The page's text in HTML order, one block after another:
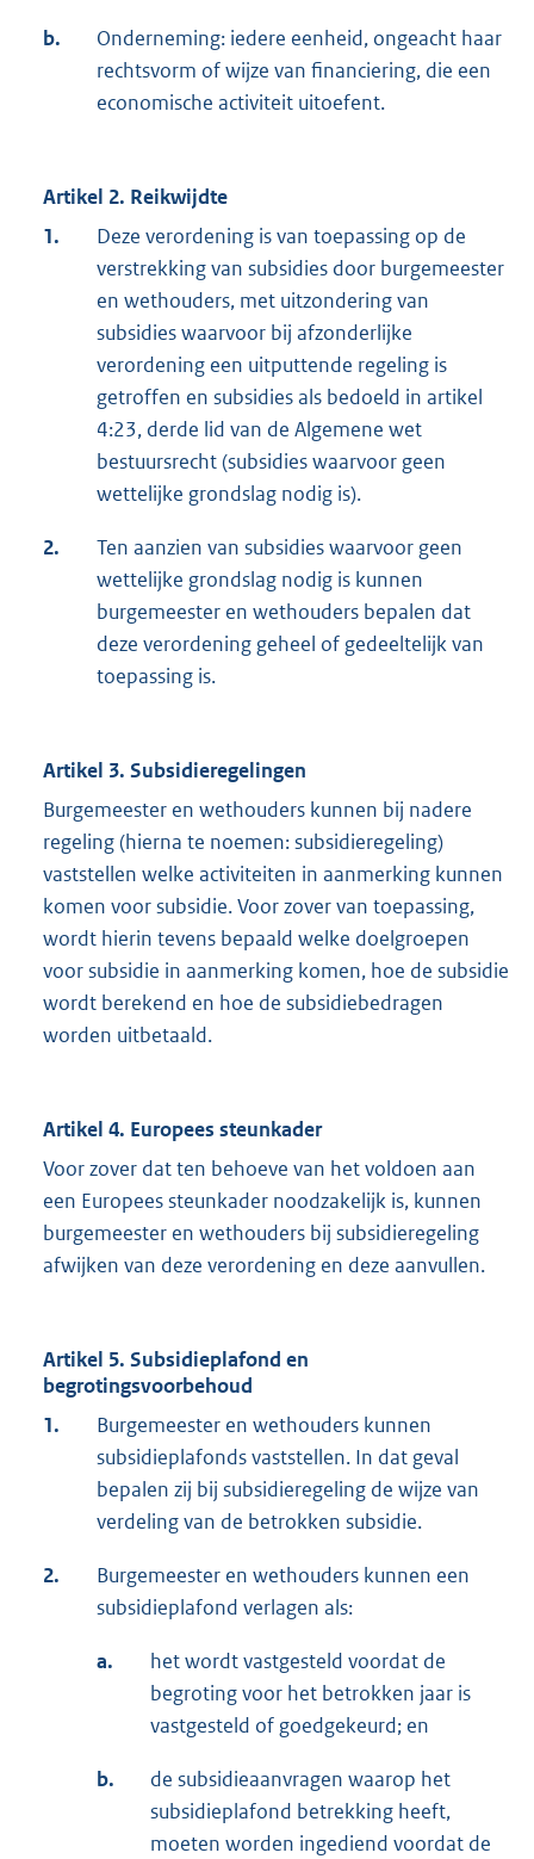
b.
Onderneming: iedere eenheid, ongeacht haar
rechtsvorm of wijze van financiering, die een
economische activiteit uitoefent.
Artikel 2. Reikwijdte
1.
Deze verordening is van toepassing op de
verstrekking van subsidies door burgemeester
en wethouders, met uitzondering van
subsidies waarvoor bij afzonderlijke
verordening een uitputtende regeling is
getroffen en subsidies als bedoeld in artikel
4:23, derde lid van de Algemene wet
bestuursrecht (subsidies waarvoor geen
wettelijke grondslag nodig is).
2.
Ten aanzien van subsidies waarvoor geen
wettelijke grondslag nodig is kunnen
burgemeester en wethouders bepalen dat
deze verordening geheel of gedeeltelijk van
toepassing is.
Artikel 3. Subsidieregelingen
Burgemeester en wethouders kunnen bij nadere
regeling (hierna te noemen: subsidieregeling)
vaststellen welke activiteiten in aanmerking kunnen
komen voor subsidie. Voor zover van toepassing,
wordt hierin tevens bepaald welke doelgroepen
voor subsidie in aanmerking komen, hoe de subsidie
wordt berekend en hoe de subsidiebedragen
worden uitbetaald.
Artikel 4. Europees steunkader
Voor zover dat ten behoeve van het voldoen aan
een Europees steunkader noodzakelijk is, kunnen
burgemeester en wethouders bij subsidieregeling
afwijken van deze verordening en deze aanvullen.
Artikel 5. Subsidieplafond en
begrotingsvoorbehoud
1.
Burgemeester en wethouders kunnen
subsidieplafonds vaststellen. In dat geval
bepalen zij bij subsidieregeling de wijze van
verdeling van de betrokken subsidie.
2.
Burgemeester en wethouders kunnen een
subsidieplafond verlagen als:
a.
het wordt vastgesteld voordat de
begroting voor het betrokken jaar is
vastgesteld of goedgekeurd; en
b.
de subsidieaanvragen waarop het
subsidieplafond betrekking heeft,
moeten worden ingediend voordat de